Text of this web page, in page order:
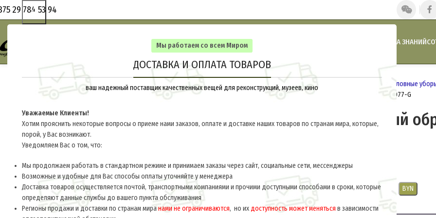
Мы работаем со всем Миром
ДОСТАВКА И ОПЛАТА ТОВАРОВ
ваш надежный поставщик качественных вещей для реконструкций, музеев, кино
Уважаемые Клиенты!
Хотим прояснить некоторые вопросы о приеме нами заказов, оплате и доставке наших товаров по странам мира, которые,
порой, у Вас возникают.
Уведомляем Вас о том, что:
Мы продолжаем работать в стандартном режиме и принимаем заказы через сайт, социальные сети, мессенджеры
Возможные и удобные для Вас способы оплаты уточняйте у менеджера
Доставка товаров осуществляется почтой, транспортными компаниями и прочими доступными способами в сроки, которые
определяют данные службы до вашего пункта обслуживания
Регионы продажи и доставки по странам миранами не ограничиваются, но их доступность может меняться в зависимости
29 784 53 94
ГЛАВНАЯ БАЗА ЗНАНИЙ
Главная
Головные
Берет суконный обр.1941 года M3-077-G
Берет суконный
$21.0 за ед.
USD EUR CNY RUB BYN